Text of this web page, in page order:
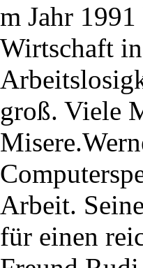
m Jahr
Wirtschaft
groß. Viele
Arbeit.
für einen